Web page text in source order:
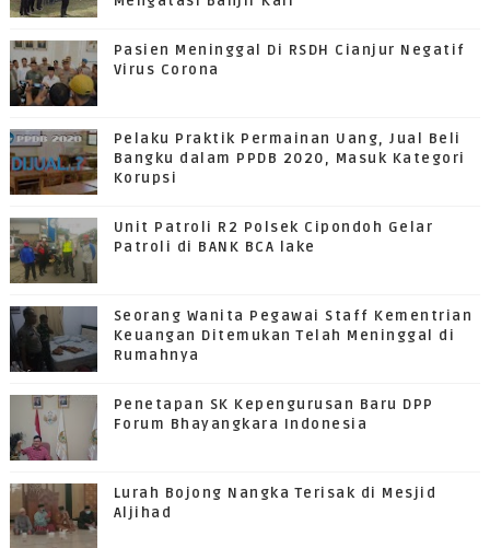
Pasien Meninggal Di RSDH Cianjur Negatif
Virus Corona
Pelaku Praktik Permainan Uang, Jual Beli
Bangku dalam PPDB 2020, Masuk Kategori
Korupsi
Unit Patroli R2 Polsek Cipondoh Gelar
Patroli di BANK BCA lake
Seorang Wanita Pegawai Staff Kementrian
Keuangan Ditemukan Telah Meninggal di
Rumahnya
Penetapan SK Kepengurusan Baru DPP
Forum Bhayangkara Indonesia
Lurah Bojong Nangka Terisak di Mesjid
Aljihad